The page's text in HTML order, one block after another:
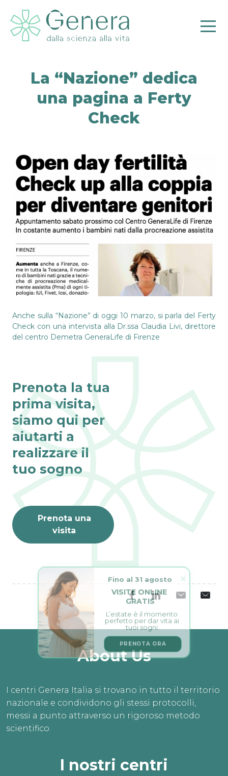
La “Nazione” dedica
una pagina a Ferty
Check
Anche sulla “Nazione” di oggi 10 marzo, si parla del Ferty
Check con una intervista alla Dr.ssa Claudia Livi, direttore
del centro Demetra GeneraLife di Firenze
Prenota la tua
prima visita,
siamo qui per
aiutarti a
realizzare il
tuo sogno
Prenota una
visita
About Us
I centri Genera Italia si trovano in tutto il territorio
nazionale e condividono gli stessi protocolli,
messi a punto attraverso un rigoroso metodo
scientifico.
I nostri centri
VISITE ONLINE
GRATIS
L’estate è il momento
perfetto per dar vita ai
tuoi sogni.
PRENOTA ORA